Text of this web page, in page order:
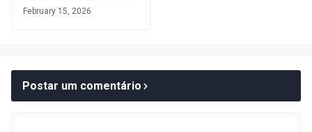
February 15, 2026
Postar um comentário